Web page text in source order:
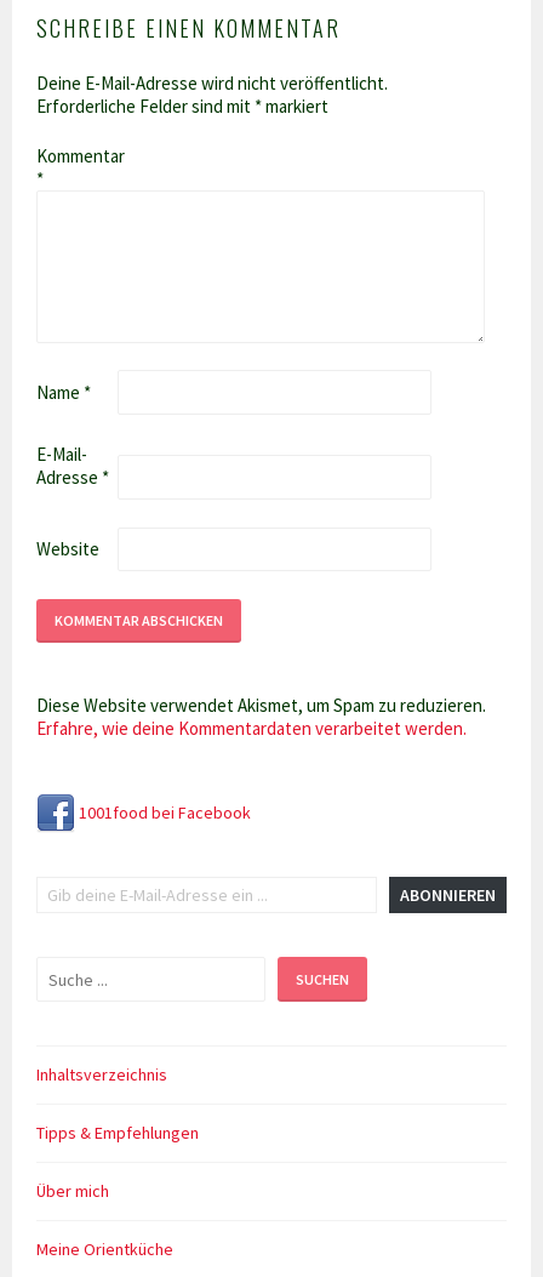
SCHREIBE EINEN KOMMENTAR
Deine E-Mail-Adresse wird nicht veröffentlicht.
Erforderliche Felder sind mit *markiert
Kommentar
*
Name *
E-Mail-
Adresse *
Website
Diese Website verwendet Akismet, um Spam zu reduzieren.
Erfahre, wie deine Kommentardaten verarbeitet werden.
1001food bei Facebook
ABONNIEREN
Suchen SUCHEN
Inhaltsverzeichnis
Tipps & Empfehlungen
Über mich
Meine Orientküche